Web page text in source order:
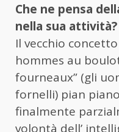
Che ne pensa
nella sua attività?
Il vecchio
hommes au
fourneaux” (gli
fornelli) pian
finalmente
volontà dell’